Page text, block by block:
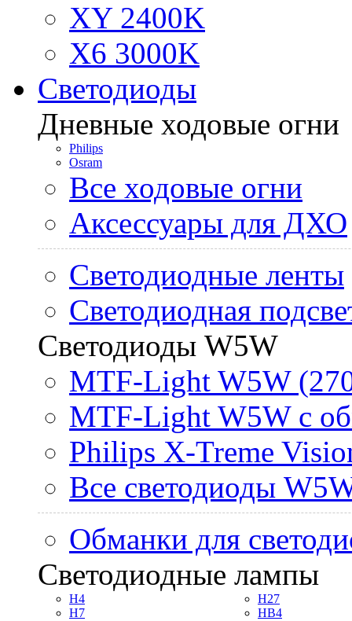
XY 2400K
X6 3000K
Светодиоды
Дневные ходовые огни
Philips
Osram
Все ходовые огни
Аксессуары для ДХО
Светодиодные ленты
Светодиодная
Светодиоды W5W
MTF-Light W5W
MTF-Light W5W с
Philips X-Treme
Все светодиоды
Обманки для
Светодиодные лампы
H4
H7
H27
HB4